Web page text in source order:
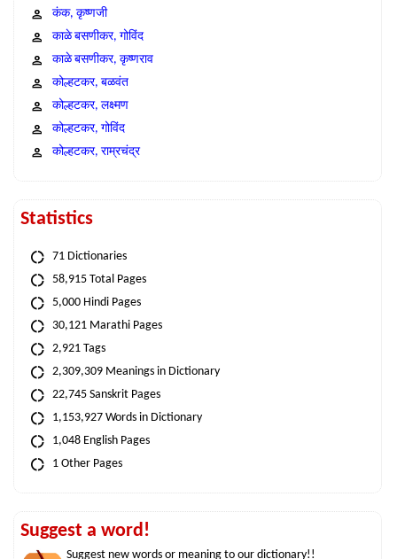
कंक, कृष्णजी
काळे बसणीकर, गोविंद
काळे बसणीकर, कृष्णराव
कोल्हटकर, बळवंत
कोल्हटकर, लक्ष्मण
कोल्हटकर, गोविंद
कोल्हटकर, राम्रचंद्र
Statistics
71 Dictionaries
58,915 Total Pages
5,000 Hindi Pages
30,121 Marathi Pages
2,921 Tags
2,309,309 Meanings in Dictionary
22,745 Sanskrit Pages
1,153,927 Words in Dictionary
1,048 English Pages
1 Other Pages
Suggest a word!
Suggest new words or meaning to our dictionary!!